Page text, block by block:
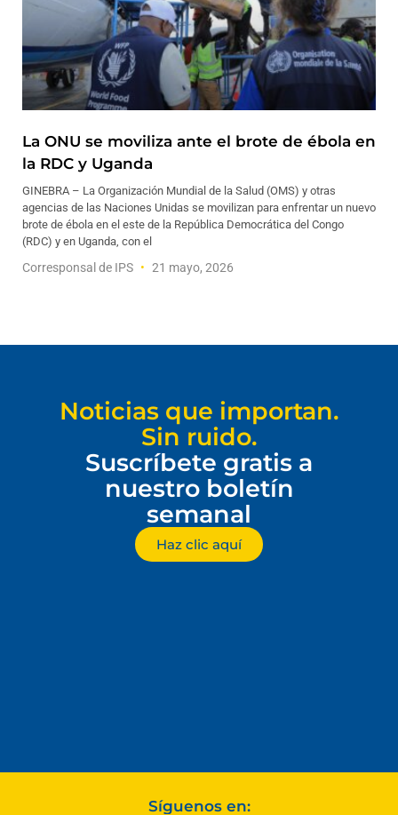
La ONU se moviliza ante el brote de ébola en
la RDC y Uganda
GINEBRA – La Organización Mundial de la Salud (OMS) y otras
agencias de las Naciones Unidas se movilizan para enfrentar un nuevo
brote de ébola en el este de la República Democrática del Congo
(RDC) y en Uganda, con el
Corresponsal de IPS 21 mayo, 2026
Noticias que importan.
Sin ruido.
Suscríbete gratis a
nuestro boletín
semanal
Haz clic aquí
Síguenos en: